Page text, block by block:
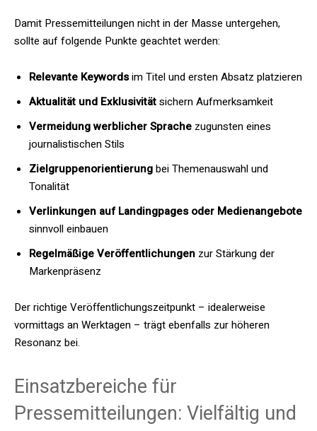
Damit Pressemitteilungen nicht in der Masse untergehen,
sollte auf folgende Punkte geachtet werden:
Relevante Keywordsim Titel und ersten Absatz platzieren
Aktualität und Exklusivitätsichern Aufmerksamkeit
Vermeidung werblicher Sprache zugunsten eines
journalistischen Stils
Zielgruppenorientierungbei Themenauswahl und
Tonalität
Verlinkungen auf Landingpages oder Medienangebote
sinnvoll einbauen
Regelmäßige Veröffentlichungen zur Stärkung der
Markenpräsenz
Der richtige Veröffentlichungszeitpunkt – idealerweise
vormittags an Werktagen – trägt ebenfalls zur höheren
Resonanz bei.
Einsatzbereiche für
Pressemitteilungen: Vielfältig und